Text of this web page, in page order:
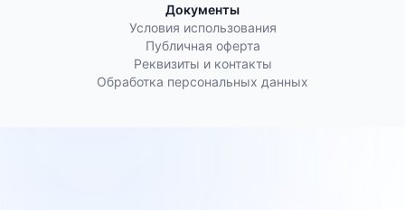
Документы
Условия использования
Публичная оферта
Реквизиты и контакты
Обработка персональных данных